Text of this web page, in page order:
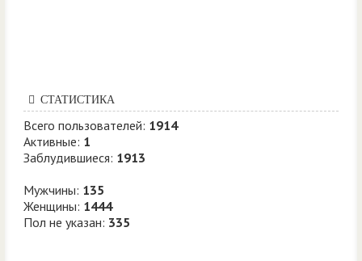
СТАТИСТИКА
Всего пользователей: 1914
Активные: 1
Заблудившиеся: 1913
Мужчины: 135
Женщины: 1444
Пол не указан: 335